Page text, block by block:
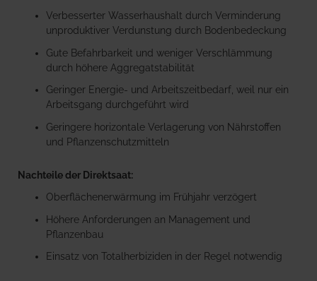
Verbesserter Wasserhaushalt durch Verminderung
unproduktiver Verdunstung durch Bodenbedeckung
Gute Befahrbarkeit und weniger Verschlämmung
durch höhere Aggregatstabilität
Geringer Energie- und Arbeitszeitbedarf, weil nur ein
Arbeitsgang durchgeführt wird
Geringere horizontale Verlagerung von Nährstoffen
und Pflanzenschutzmitteln
Nachteile der Direktsaat:
Oberflächenerwärmung im Frühjahr verzögert
Höhere Anforderungen an Management und
Pflanzenbau
Einsatz von Totalherbiziden in der Regel notwendig